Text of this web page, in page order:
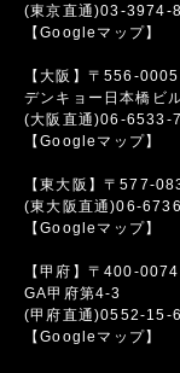
(東京直通)03-3974-
【Googleマップ】
【大阪】〒556-
デンキョー日本橋ビ
(大阪直通)06-6533-
【Googleマップ】
【東大阪】〒577-
(東大阪直通)06-
【Googleマップ】
【甲府】〒400-
GA甲府第4-3
(甲府直通)0552-15-
【Googleマップ】